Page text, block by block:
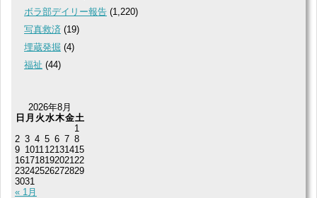
ボラ部デイリー報告 (1,220)
写真救済 (19)
埋蔵発掘 (4)
福祉 (44)
2026年8月
日 月 火水木金土
« 1月
1
2 3 4 5 6 7 8
9 1011 12131415
161718192021 22
23242526272829
3031